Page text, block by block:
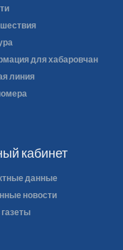
кабинет
данные
новости
для хабаровчан
линия